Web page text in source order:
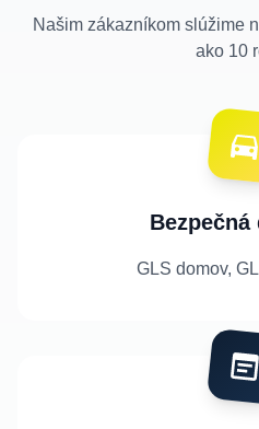
Našim zákazníkom slúžime
ako 10
Bezpečná
GLS domov,